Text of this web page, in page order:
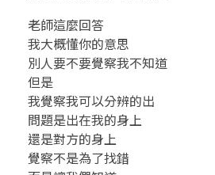
正
的
強
大
是
老師這麼回答
我大概懂你的意思
別人要不要覺察我不知道
但是
我覺察我可以分辨的出
問題是出在我的身上
還是對方的身上
覺察不是為了找錯